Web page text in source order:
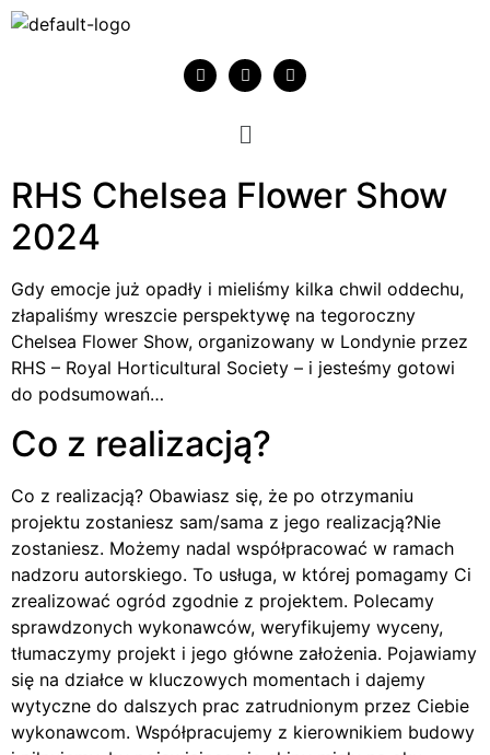
RHS Chelsea Flower Show
2024
Gdy emocje już opadły i mieliśmy kilka chwil oddechu,
złapaliśmy wreszcie perspektywę na tegoroczny
Chelsea Flower Show, organizowany w Londynie przez
RHS – Royal Horticultural Society – i jesteśmy gotowi
do podsumowań…
Co z realizacją?
Co z realizacją? Obawiasz się, że po otrzymaniu
projektu zostaniesz sam/sama z jego realizacją?Nie
zostaniesz. Możemy nadal współpracować w ramach
nadzoru autorskiego. To usługa, w której pomagamy Ci
zrealizować ogród zgodnie z projektem. Polecamy
sprawdzonych wykonawców, weryfikujemy wyceny,
tłumaczymy projekt i jego główne założenia. Pojawiamy
się na działce w kluczowych momentach i dajemy
wytyczne do dalszych prac zatrudnionym przez Ciebie
wykonawcom. Współpracujemy z kierownikiem budowy